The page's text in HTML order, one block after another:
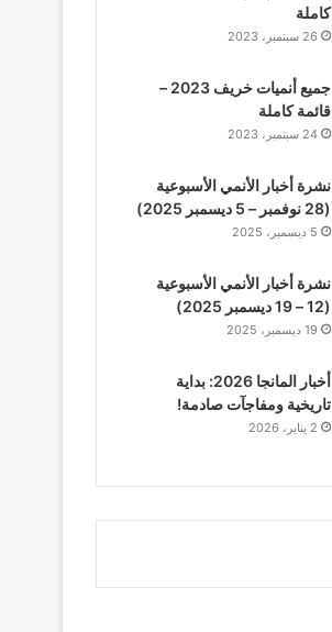
كاملة
26 سبتمبر، 2023
جميع أنميات خريف 2023 –
قائمة كاملة
24 سبتمبر، 2023
نشرة أخبار الأنمي الأسبوعية
(28 نوفمبر – 5 ديسمبر 2025)
5 ديسمبر، 2025
نشرة أخبار الأنمي الأسبوعية
(12 – 19 ديسمبر 2025)
19 ديسمبر، 2025
أخبار المانجا 2026: بداية
تاريخية ومفاجآت صادمة!
2 يناير، 2026